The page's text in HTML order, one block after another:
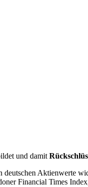
und damit
Aktienwerte
Financial Times